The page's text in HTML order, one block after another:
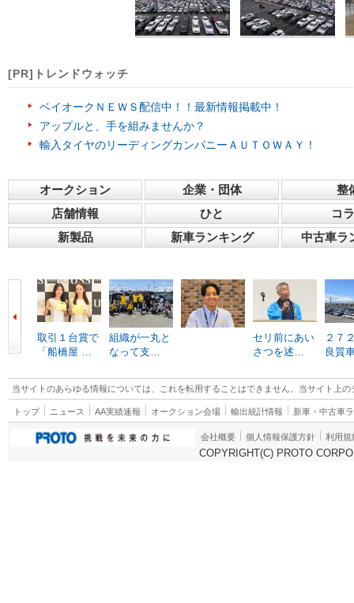
[PR]トレンドウォッチ
ベイオークＮＥＷＳ配信中！！最新情報掲載中！
アップルと、手を組みませんか？
輸入タイヤのリーディングカンパニーＡＵＴＯＷＡＹ！
オークション 企業・団体
整
店舗情報
ひと
コ
新製品
新車ランキング 中古車ラ
取引１台賞で
「船橋屋 …
組織が一丸と
なって支…
セリ前にあい
さつを述…
２７
良質
当サイトのあらゆる情報については、これを転用することはできません。当サイト上
トップ ニュース AA実績速報 オークション会場 輸出統計情報 新車・中古車
会社概要 個人情報保護方針 利用規
COPYRIGHT(C) PROTO